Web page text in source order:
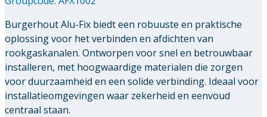
Burgerhout Alu-Fix biedt een robuuste en praktische
oplossing voor het verbinden en afdichten van
rookgaskanalen. Ontworpen voor snel en betrouwbaar
installeren, met hoogwaardige materialen die zorgen
voor duurzaamheid en een solide verbinding. Ideaal voor
installatieomgevingen waar zekerheid en eenvoud
centraal staan.